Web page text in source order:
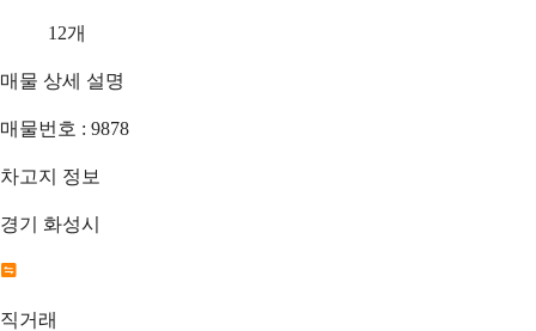
12개
매물 상세 설명
매물번호 : 9878
차고지 정보
경기 화성시
직거래